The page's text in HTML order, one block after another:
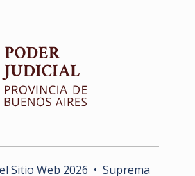
Sitio Web 2026 • Suprema